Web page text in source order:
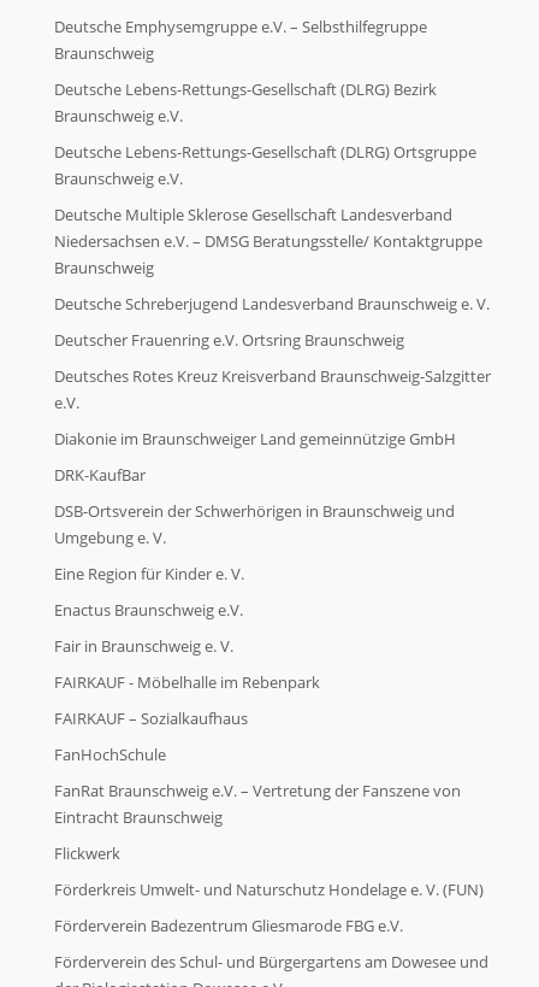
Deutsche Emphysemgruppe e.V. – Selbsthilfegruppe
Braunschweig
Deutsche Lebens-Rettungs-Gesellschaft (DLRG) Bezirk
Braunschweig e.V.
Deutsche Lebens-Rettungs-Gesellschaft (DLRG) Ortsgruppe
Braunschweig e.V.
Deutsche Multiple Sklerose Gesellschaft Landesverband
Niedersachsen e.V. – DMSG Beratungsstelle/ Kontaktgruppe
Braunschweig
Deutsche Schreberjugend Landesverband Braunschweig e. V.
Deutscher Frauenring e.V. Ortsring Braunschweig
Deutsches Rotes Kreuz Kreisverband Braunschweig-Salzgitter
e.V.
Diakonie im Braunschweiger Land gemeinnützige GmbH
DRK-KaufBar
DSB-Ortsverein der Schwerhörigen in Braunschweig und
Umgebung e. V.
Eine Region für Kinder e. V.
Enactus Braunschweig e.V.
Fair in Braunschweig e. V.
FAIRKAUF - Möbelhalle im Rebenpark
FAIRKAUF – Sozialkaufhaus
FanHochSchule
FanRat Braunschweig e.V. – Vertretung der Fanszene von
Eintracht Braunschweig
Flickwerk
Förderkreis Umwelt- und Naturschutz Hondelage e. V. (FUN)
Förderverein Badezentrum Gliesmarode FBG e.V.
Förderverein des Schul- und Bürgergartens am Dowesee und